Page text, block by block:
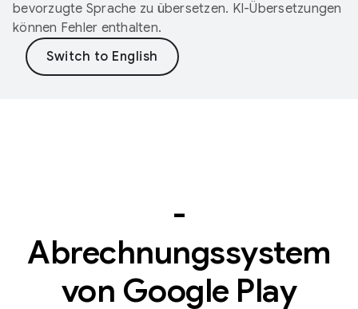
bevorzugte Sprache zu übersetzen. KI-Übersetzungen
können Fehler enthalten.
-
Abrechnungssystem
von Google Play